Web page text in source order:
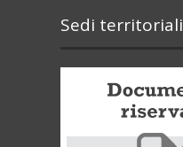
Sedi territoriali